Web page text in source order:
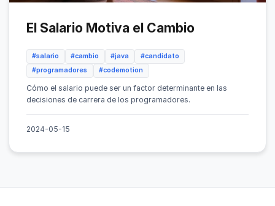
El Salario Motiva el Cambio
#salario #cambio #java
#candidato
#programadores
#codemotion
Cómo el salario puede ser un factor determinante en las
decisiones de carrera de los programadores.
2024-05-15